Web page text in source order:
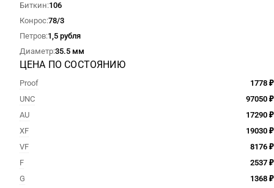
Биткин 106
Конрос 78/3
Петров 1,5 рубля
Диаметр 35.5 мм
ЦЕНА ПО СОСТОЯНИЮ
Proof
1778 ₽
UNC
97050 ₽
AU
17290 ₽
XF
19030 ₽
VF
8176 ₽
F
2537 ₽
G
1368 ₽